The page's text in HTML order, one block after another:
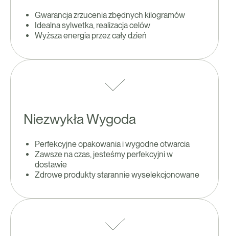
Gwarancja zrzucenia zbędnych kilogramów
Idealna sylwetka, realizacja celów
Wyższa energia przez cały dzień
Niezwykła Wygoda
Perfekcyjne opakowania i wygodne otwarcia
Zawsze na czas, jesteśmy perfekcyjni w
dostawie
Zdrowe produkty starannie wyselekcjonowane